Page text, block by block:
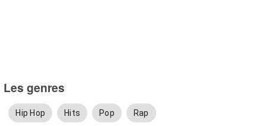
Les genres
Hip Hop Hits Pop Rap